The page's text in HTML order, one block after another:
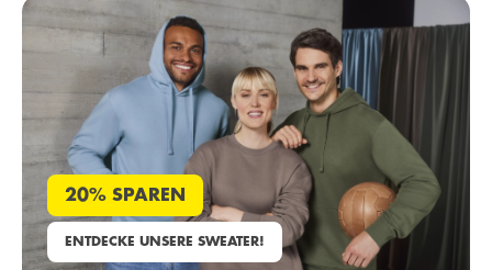
20% SPAREN
ENTDECKE UNSERE SWEATER!